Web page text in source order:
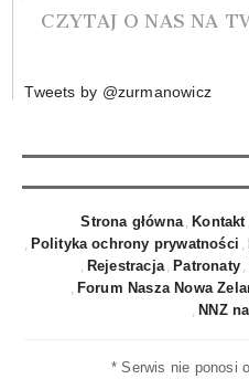
CZYTAJ O NAS NA
Tweets by @zurmanowicz
Strona główna Kontakt
Polityka ochrony prywatności
Rejestracja
Patronaty
Forum Nasza Nowa
NNZ
* Serwis nie ponosi